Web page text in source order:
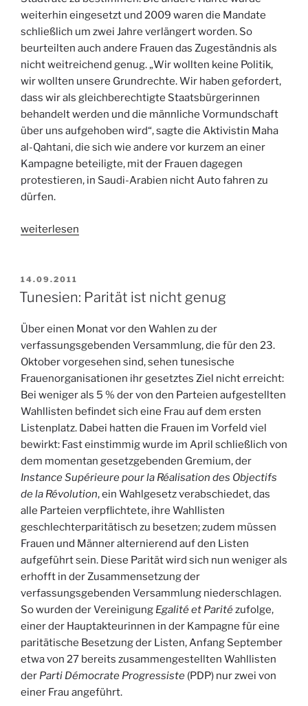
weiterhin eingesetzt und 2009 waren die Mandate
schließlich um zwei Jahre verlängert worden. So
beurteilten auch andere Frauen das Zugeständnis als
nicht weitreichend genug. „Wir wollten keine Politik,
wir wollten unsere Grundrechte. Wir haben gefordert,
dass wir als gleichberechtigte Staatsbürgerinnen
behandelt werden und die männliche Vormundschaft
über uns aufgehoben wird“, sagte die Aktivistin Maha
al-Qahtani, die sich wie andere vor kurzem an einer
Kampagne beteiligte, mit der Frauen dagegen
protestieren, in Saudi-Arabien nicht Auto fahren zu
dürfen.
„Saudi-
ist
nicht
weiterlesen
VERÖFFENTLICHT
AM
14.09.2011
Tunesien: Parität ist nicht genug
Über einen Monat vor den Wahlen zu der
verfassungsgebenden Versammlung, die für den 23.
Oktober vorgesehen sind, sehen tunesische
Frauenorganisationen ihr gesetztes Ziel nicht erreicht:
Bei weniger als 5 % der von den Parteien aufgestellten
Wahllisten befindet sich eine Frau auf dem ersten
Listenplatz. Dabei hatten die Frauen im Vorfeld viel
bewirkt: Fast einstimmig wurde im April schließlich von
dem momentan gesetzgebenden Gremium, der
Instance Supérieure pour la Réalisation des Objectifs
de la Révolution, ein Wahlgesetz verabschiedet, das
alle Parteien verpflichtete, ihre Wahllisten
geschlechterparitätisch zu besetzen; zudem müssen
Frauen und Männer alternierend auf den Listen
aufgeführt sein. Diese Parität wird sich nun weniger als
erhofft in der Zusammensetzung der
verfassungsgebenden Versammlung niederschlagen.
So wurden der Vereinigung Egalité et Paritézufolge,
einer der Hauptakteurinnen in der Kampagne für eine
paritätische Besetzung der Listen, Anfang September
etwa von 27 bereits zusammengestellten Wahllisten
der Parti Démocrate Progressiste (PDP) nur zwei von
einer Frau angeführt.